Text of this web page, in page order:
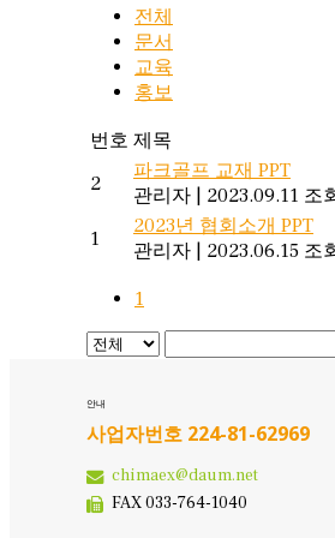
전체
문서
교육
홍보
번호 제목
2
파크골프 교재 PPT
관리자
2023.09.11 조
1
2023년 협회소개 PPT
관리자
2023.06.15 조
1
안내
사업자번호 224-81-62969
chimaex@daum.net
FAX 033-764-1040